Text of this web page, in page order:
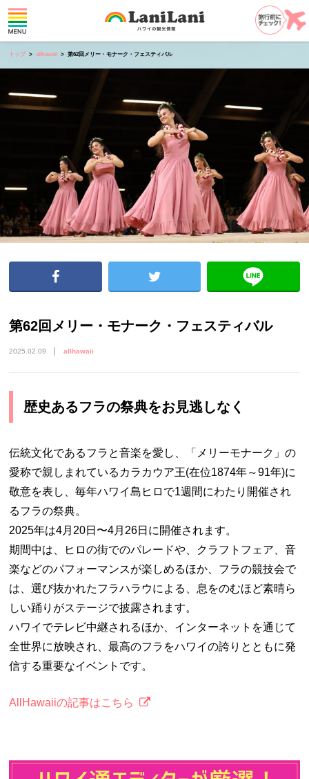
トップ allhawaii 第62回メリー・モナーク・フェスティバル
第62回メリー・モナーク・フェスティバル
2025.02.09 allhawaii
歴史あるフラの祭典をお見逃しなく
伝統文化であるフラと音楽を愛し、「メリーモナーク」の
愛称で親しまれているカラカウア王(在位1874年～91年)に
敬意を表し、毎年ハワイ島ヒロで1週間にわたり開催され
るフラの祭典。
2025年は4月20日〜4月26日に開催されます。
期間中は、ヒロの街でのパレードや、クラフトフェア、音
楽などのパフォーマンスが楽しめるほか、フラの競技会で
は、選び抜かれたフラハラウによる、息をのむほど素晴ら
しい踊りがステージで披露されます。
ハワイでテレビ中継されるほか、インターネットを通じて
全世界に放映され、最高のフラをハワイの誇りとともに発
信する重要なイベントです。
AllHawaiiの記事はこちら